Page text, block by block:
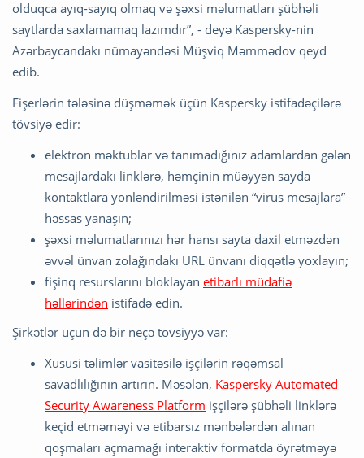
olduqca ayıq-sayıq olmaq və şəxsi məlumatları şübhəli
saytlarda saxlamamaq lazımdır”, - deyə Kaspersky-nin
Azərbaycandakı nümayəndəsi Müşviq Məmmədov qeyd
edib.
Fişerlərin tələsinə düşməmək üçün Kaspersky istifadəçilərə
tövsiyə edir:
elektron məktublar və tanımadığınız adamlardan gələn
mesajlardakı linklərə, həmçinin müəyyən sayda
kontaktlara yönləndirilməsi istənilən “virus mesajlara”
həssas yanaşın;
şəxsi məlumatlarınızı hər hansı sayta daxil etməzdən
əvvəl ünvan zolağındakı URL ünvanı diqqətlə yoxlayın;
fişinq resurslarını bloklayan etibarlı müdafiə
həllərindən istifadə edin.
Şirkətlər üçün də bir neçə tövsiyyə var:
Xüsusi təlimlər vasitəsilə işçilərin rəqəmsal
savadlılığının artırın. Məsələn, Kaspersky Automated
Security Awareness Platform işçilərə şübhəli linklərə
keçid etməməyi və etibarsız mənbələrdən alınan
qoşmaları açmamağı interaktiv formatda öyrətməyə